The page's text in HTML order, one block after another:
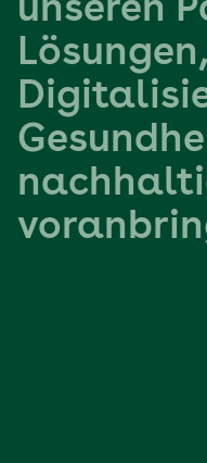
unseren P
Lösungen,
Digitalisi
Gesundhe
nachhalti
voranbrin